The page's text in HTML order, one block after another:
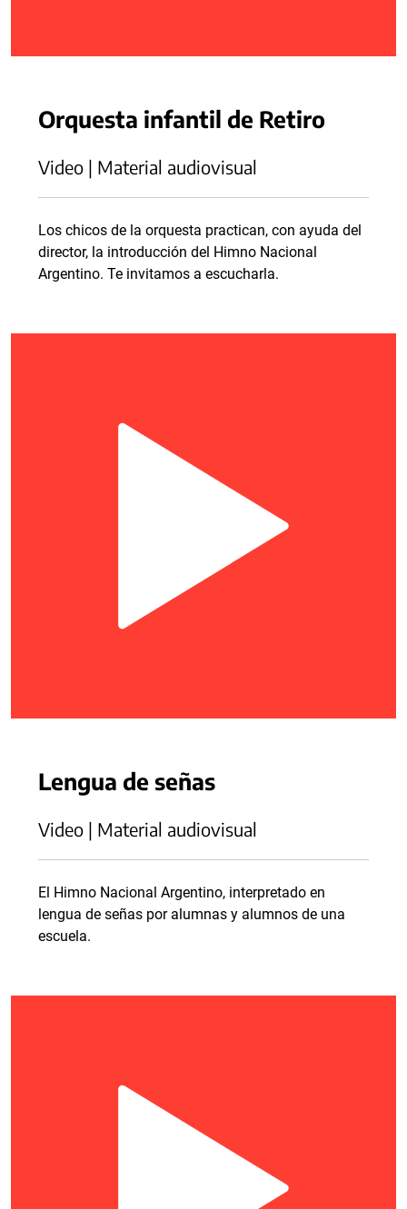
Orquesta infantil de Retiro
Video | Material audiovisual
Los chicos de la orquesta practican, con ayuda del
director, la introducción del Himno Nacional
Argentino. Te invitamos a escucharla.
Lengua de señas
Video | Material audiovisual
El Himno Nacional Argentino, interpretado en
lengua de señas por alumnas y alumnos de una
escuela.